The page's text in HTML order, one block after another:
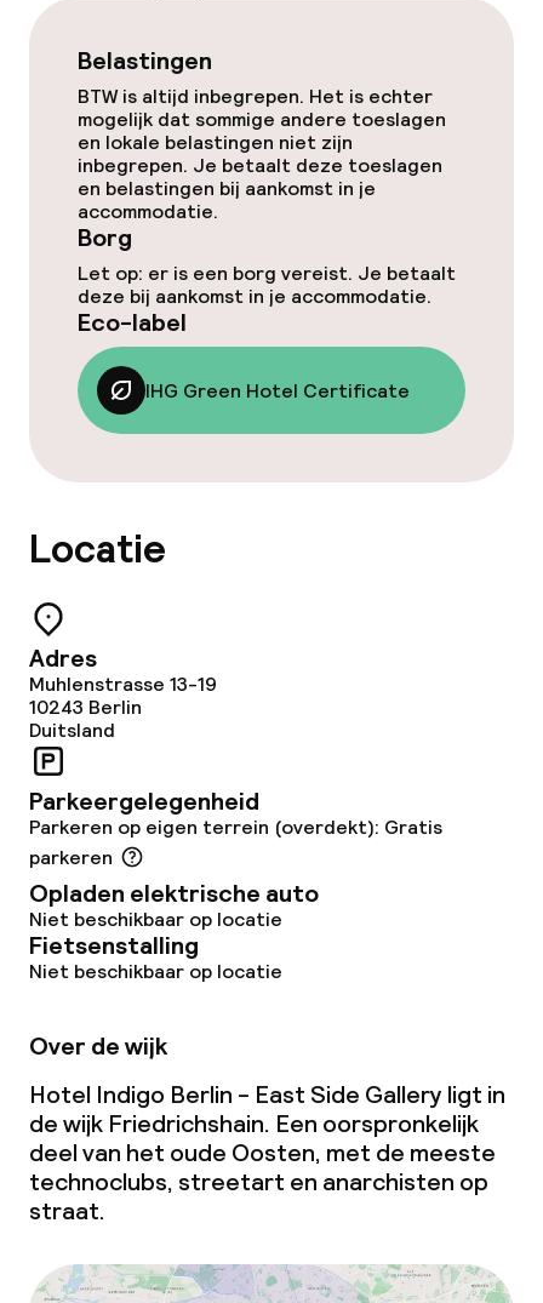
Bar met dakterras
Eet- en drinkdiensten
Ontbijtbuffet
Roomservice
Dieetopties
Glutenvrije opties
Wasfaciliteiten (wasmachine)
Eco-label
Beleid
Borg bij aankomst
Overal rookvrij
dan de 5 kg)
Grote huisdieren toegestaan (meer
dan 5 kg)
Belastingen
BTW is altijd inbegrepen. Het is echter
mogelijk dat sommige andere toeslagen
en lokale belastingen niet zijn
inbegrepen. Je betaalt deze toeslagen
en belastingen bij aankomst in je
accommodatie.
Borg
Let op: er is een borg vereist. Je betaalt
deze bij aankomst in je accommodatie.
Eco-label
IHG Green Hotel Certificate
Locatie
Adres
Muhlenstrasse 13-19
10243 Berlin
Duitsland
Parkeergelegenheid
Parkeren op eigen terrein (overdekt): Gratis
parkeren
Opladen elektrische auto
Niet beschikbaar op locatie
Fietsenstalling
Niet beschikbaar op locatie
Over de wijk
Hotel Indigo Berlin - East Side Gallery ligt in
de wijk Friedrichshain. Een oorspronkelijk
deel van het oude Oosten, met de meeste
technoclubs, streetart en anarchisten op
straat.